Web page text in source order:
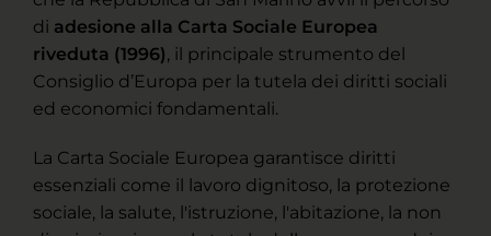
di adesione alla Carta Sociale Europea
riveduta (1996), il principale strumento del
Consiglio d’Europa per la tutela dei diritti sociali
ed economici fondamentali.
La Carta Sociale Europea garantisce diritti
essenziali come il lavoro dignitoso, la protezione
sociale, la salute, l'istruzione, l'abitazione, la non